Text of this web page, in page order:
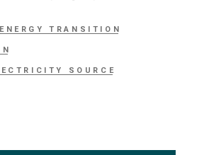
ENERGY TRANSITION
SOURCE